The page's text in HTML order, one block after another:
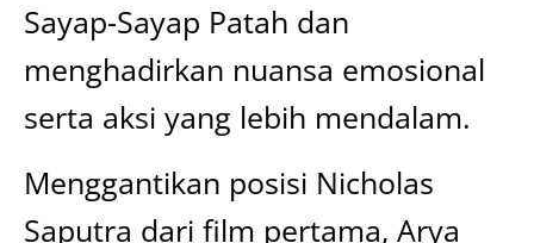
Sayap-Sayap Patah dan
menghadirkan nuansa emosional
serta aksi yang lebih mendalam.
Menggantikan posisi Nicholas
Saputra dari film pertama, Arya